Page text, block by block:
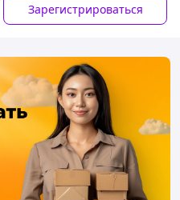
Зарегистрироваться